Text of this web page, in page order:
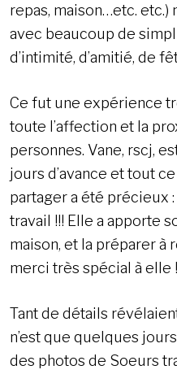
repas, maison…etc. etc.)
avec beaucoup de
d’intimité, d’amitié, de
Ce fut une expérience
toute l’affection et la
personnes. Vane, rscj,
jours d’avance et tout
partager a été précieux
travail !!! Elle a apporte
maison, et la préparer à
merci très spécial à elle
Tant de détails
n’est que quelques
des photos de Soeurs